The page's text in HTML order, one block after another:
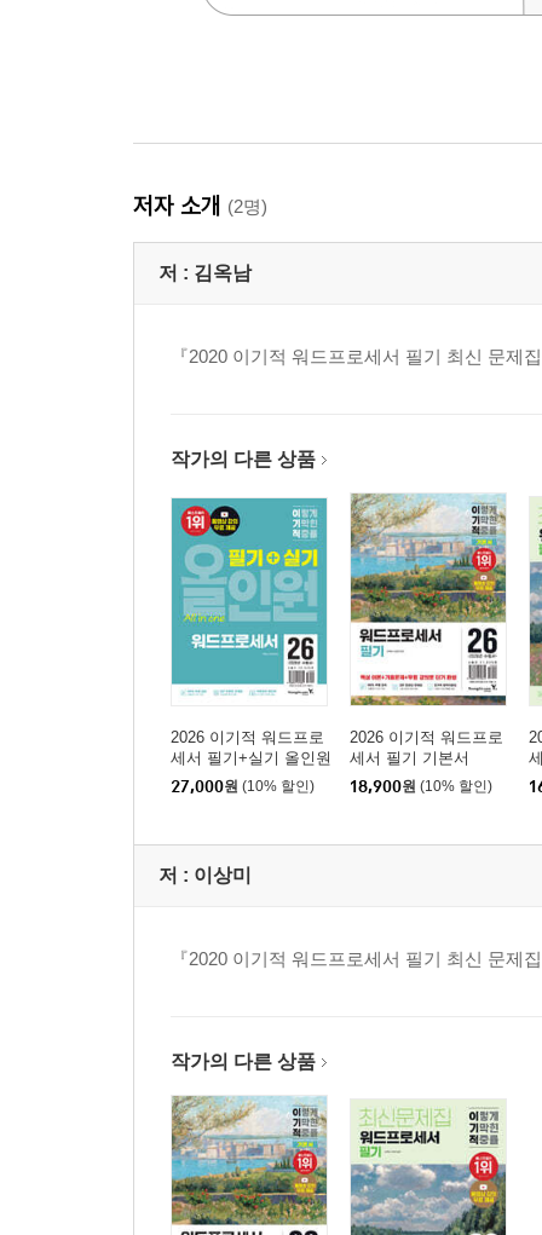
저자 소개 (2명)
저 : 김옥남
『2020 이기적 워드프로세서 필기 최신 문제
작가의 다른 상품
2026 이기적 워드프로
세서 필기+실기 올인원
27,000원 (10% 할인)
2026 이기적 워드프로
세서 필기 기본서
18,900원 (10% 할인)
저 : 이상미
『2020 이기적 워드프로세서 필기 최신 문제
작가의 다른 상품